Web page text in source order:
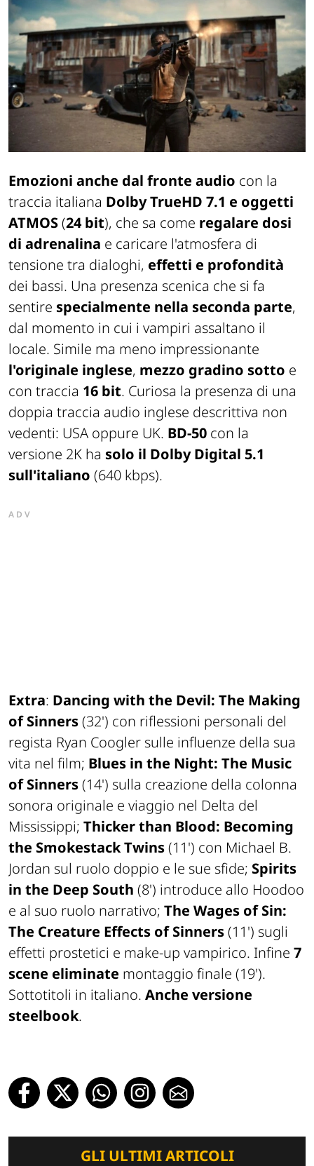
Emozioni anche dal fronte audio con la
traccia italiana Dolby TrueHD 7.1 e oggetti
ATMOS(24 bit), che sa come regalare dosi
di adrenalina e caricare l'atmosfera di
tensione tra dialoghi, effetti e profondità
dei bassi. Una presenza scenica che si fa
sentire specialmente nella seconda parte,
dal momento in cui i vampiri assaltano il
locale. Simile ma meno impressionante
l'originale inglese, mezzo gradino sotto e
con traccia 16 bit. Curiosa la presenza di una
doppia traccia audio inglese descrittiva non
vedenti: USA oppure UK. BD-50 con la
versione 2K ha solo il Dolby Digital 5.1
sull'italiano (640 kbps).
ADV
Extra: Dancing with the Devil: The Making
of Sinners(32') con riflessioni personali del
regista Ryan Coogler sulle influenze della sua
vita nel film; Blues in the Night: The Music
of Sinners(14') sulla creazione della colonna
sonora originale e viaggio nel Delta del
Mississippi; Thicker than Blood: Becoming
the Smokestack Twins(11') con Michael B.
Jordan sul ruolo doppio e le sue sfide; Spirits
in the Deep South (8') introduce allo Hoodoo
e al suo ruolo narrativo; The Wages of Sin:
The Creature Effects of Sinners(11') sugli
effetti prostetici e make-up vampirico. Infine 7
scene eliminate montaggio finale (19').
Sottotitoli in italiano. Anche versione
steelbook.
GLI ULTIMI ARTICOLI